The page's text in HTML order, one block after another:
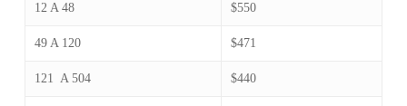
12 A 48 $550
49 A 120 $471
121 A 504 $440